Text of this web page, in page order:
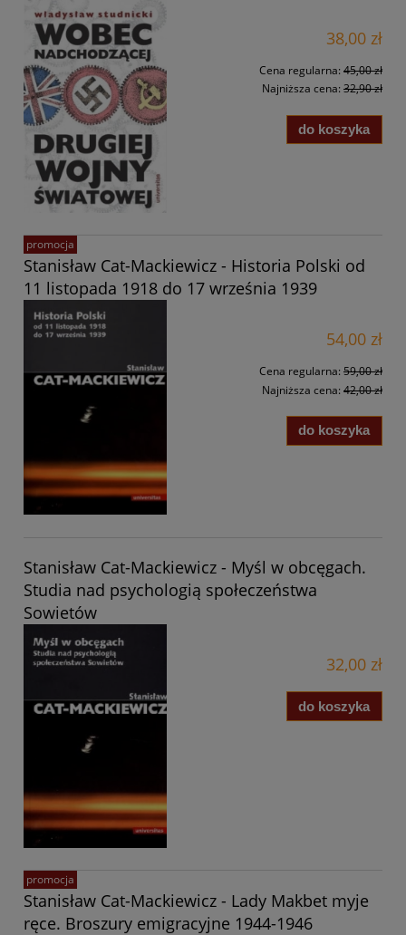
38,00 zł
Cena regularna: 45,00 zł
Najniższa cena: 32,90 zł
do koszyka
Stanisław Cat-Mackiewicz - Historia Polski od
11 listopada 1918 do 17 września 1939
54,00 zł
Cena regularna: 59,00 zł
Najniższa cena: 42,00 zł
do koszyka
promocja
Stanisław Cat-Mackiewicz - Myśl w obcęgach.
Studia nad psychologią społeczeństwa
Sowietów
32,00 zł
do koszyka
Stanisław Cat-Mackiewicz - Lady Makbet myje
ręce. Broszury emigracyjne 1944-1946
promocja